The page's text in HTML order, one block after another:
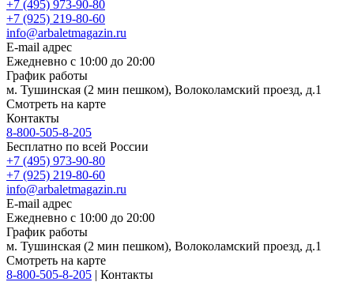
+7 (495) 973-90-80
+7 (925) 219-80-60
info@arbaletmagazin.ru
E-mail адрес
Ежедневно с 10:00 до 20:00
График работы
м. Тушинская (2 мин пешком), Волоколамский проезд, д.1
Смотреть на карте
Контакты
8-800-505-8-205
Бесплатно по всей России
+7 (495) 973-90-80
+7 (925) 219-80-60
info@arbaletmagazin.ru
E-mail адрес
Ежедневно с 10:00 до 20:00
График работы
м. Тушинская (2 мин пешком), Волоколамский проезд, д.1
Смотреть на карте
8-800-505-8-205 | Контакты